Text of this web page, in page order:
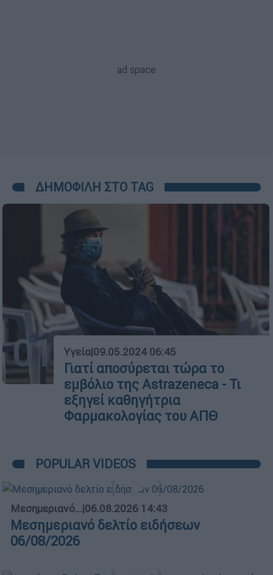
ΔΗΜΟΦΙΛΗ ΣΤΟ TAG
01 Υγεία|09.05.2024 06:45
Γιατί αποσύρεται τώρα το
εμβόλιο της Astrazeneca - Τι
εξηγεί καθηγήτρια
Φαρμακολογίας του ΑΠΘ
POPULAR VIDEOS
Μεσημεριανό...|06.08.2026 14:43
Μεσημεριανό δελτίο ειδήσεων
06/08/2026